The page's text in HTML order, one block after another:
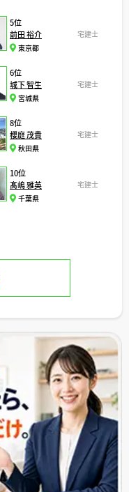
5位
前田 裕介
宅建士
東京都
6位
城下 智生
宅建士
宮城県
8位
櫻庭 茂貴
宅建士
秋田県
10位
髙嶋 雅英
宅建士
千葉県